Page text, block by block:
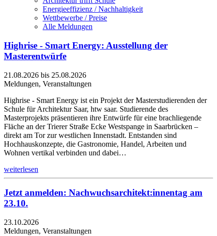
Energieeffizienz / Nachhaltigkeit
Wettbewerbe / Preise
Alle Meldungen
Highrise - Smart Energy: Ausstellung der
Masterentwürfe
21.08.2026 bis 25.08.2026
Meldungen, Veranstaltungen
Highrise - Smart Energy ist ein Projekt der Masterstudierenden der
Schule für Architektur Saar, htw saar. Studierende des
Masterprojekts präsentieren ihre Entwürfe für eine brachliegende
Fläche an der Trierer Straße Ecke Westspange in Saarbrücken –
direkt am Tor zur westlichen Innenstadt. Entstanden sind
Hochhauskonzepte, die Gastronomie, Handel, Arbeiten und
Wohnen vertikal verbinden und dabei…
weiterlesen
Jetzt anmelden: Nachwuchsarchitekt:innentag am
23.10.
23.10.2026
Meldungen, Veranstaltungen